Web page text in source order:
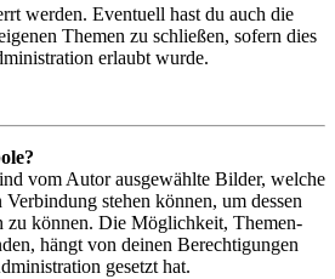
werden. Eventuell hast du auch die
Themen zu schließen, sofern dies
erlaubt wurde.
vom Autor ausgewählte Bilder, welche
stehen können, um dessen
zu können. Die Möglichkeit, Themen-
hängt von deinen Berechtigungen
gesetzt hat.